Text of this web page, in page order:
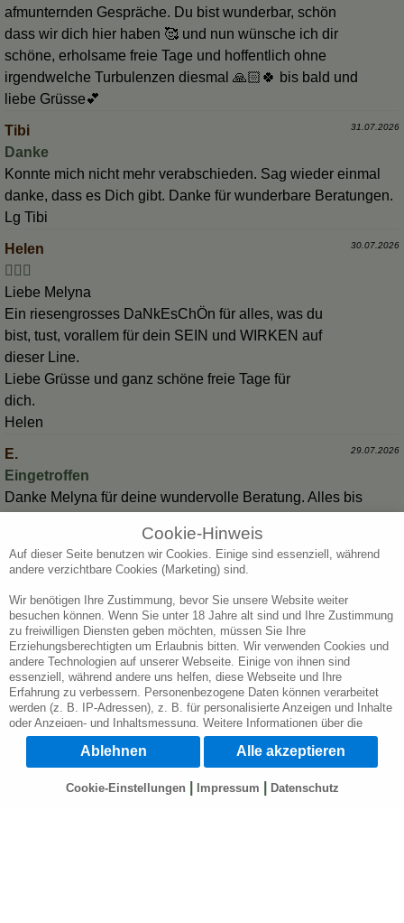
afmunternden Gespräche. Du bist wunderbar, schön
dass wir dich hier haben 🥰 und nun wünsche ich dir
schöne, erholsame freie Tage und hoffentlich ohne
irgendwelche Turbulenzen diesmal 🙏🏻🍀 bis bald und
liebe Grüsse💕
Tibi 31.07.2026
Danke
Konnte mich nicht mehr verabschieden. Sag wieder einmal
danke, dass es Dich gibt. Danke für wunderbare Beratungen.
Lg Tibi
Helen 30.07.2026
👩‍❤️‍👩
Liebe Melyna
Ein riesengrosses DaNkEsChÖn für alles, was du
bist, tust, vorallem für dein SEIN und WIRKEN auf
dieser Line.
Liebe Grüsse und ganz schöne freie Tage für
dich.
Helen
E. 29.07.2026
Eingetroffen
Danke Melyna für deine wundervolle Beratung. Alles bis
Mensch. Ganz liebe Grüße und einen Riesendank für
deine Beratung. 💐
Ulli
🥰
Luebe Meli, danke für deine schöne Legung. War
schön dich zu hören. Bis bald und schöne freie
Tage 🤗🥰
Cookie-Hinweis
Auf dieser Seite benutzen wir Cookies. Einige sind essenziell, während
andere verzichtbare Cookies (Marketing) sind.
Wir benötigen Ihre Zustimmung, bevor Sie unsere Website weiter
besuchen können. Wenn Sie unter 18 Jahre alt sind und Ihre Zustimmung
zu freiwilligen Diensten geben möchten, müssen Sie Ihre
Erziehungsberechtigten um Erlaubnis bitten. Wir verwenden Cookies und
andere Technologien auf unserer Webseite. Einige von ihnen sind
essenziell, während andere uns helfen, diese Webseite und Ihre
Erfahrung zu verbessern. Personenbezogene Daten können verarbeitet
werden (z. B. IP-Adressen), z. B. für personalisierte Anzeigen und Inhalte
oder Anzeigen- und Inhaltsmessung. Weitere Informationen über die
Verwendung Ihrer Daten finden Sie in unserer Datenschutzerklärung. Sie
können Ihre Auswahl jederzeit unter
Cookie-Einstellungenwiderrufen oder
anpassen.
Wichtig: Wir weisen Sie darauf hin, dass die Verarbeitung Ihrer Daten
Ablehnen Alle akzeptieren
Cookie-Einstellungen Impressum Datenschutz